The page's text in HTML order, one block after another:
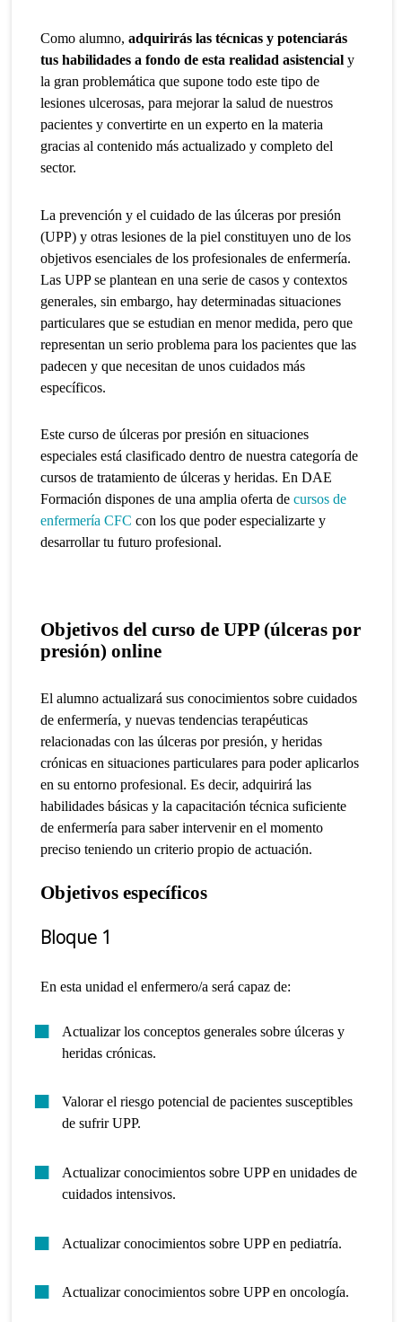
Como alumno,adquirirás las técnicas y potenciarás
tus habilidades a fondo de esta realidad asistencial y
la gran problemática que supone todo este tipo de
lesiones ulcerosas, para mejorar la salud de nuestros
pacientes y convertirte en un experto en la materia
gracias al contenido más actualizado y completo del
sector.
La prevención y el cuidado de las úlceras por presión
(UPP) y otras lesiones de la piel constituyen uno de los
objetivos esenciales de los profesionales de enfermería.
Las UPP se plantean en una serie de casos y contextos
generales, sin embargo, hay determinadas situaciones
particulares que se estudian en menor medida, pero que
representan un serio problema para los pacientes que las
padecen y que necesitan de unos cuidados más
específicos.
Este curso de úlceras por presión en situaciones
especiales está clasificado dentro de nuestra categoría de
cursos de tratamiento de úlceras y heridas. En DAE
Formación dispones de una amplia oferta decursos de
enfermería CFC con los que poder especializarte y
desarrollar tu futuro profesional.
Objetivos del curso de UPP (úlceras por
presión) online
El alumno actualizará sus conocimientos sobre cuidados
de enfermería, y nuevas tendencias terapéuticas
relacionadas con las úlceras por presión, y heridas
crónicas en situaciones particulares para poder aplicarlos
en su entorno profesional.Es decir, adquirirá las
habilidades básicas y la capacitación técnica suficiente
de enfermería para saber intervenir en el momento
preciso teniendo un criterio propio de actuación.
Objetivos específicos
Bloque 1
En esta unidad el enfermero/a será capaz de:
Actualizar los conceptos generales sobre úlceras y
heridas crónicas.
Valorar el riesgo potencial de pacientes susceptibles
de sufrir UPP.
Actualizar conocimientos sobre UPP en unidades de
cuidados intensivos.
Actualizar conocimientos sobre UPP en pediatría.
Actualizar conocimientos sobre UPP en oncología.